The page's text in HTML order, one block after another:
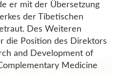
er mit der Übersetzung
der Tibetischen
Des Weiteren
die Position des Direktors
and Development of
Medicine